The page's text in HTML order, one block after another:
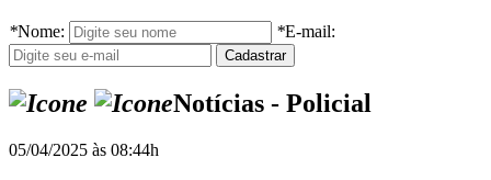
*Nome: *E-mail:
Notícias - Policial
05/04/2025 às 08:44h